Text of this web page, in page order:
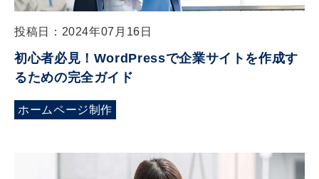
投稿日：2024年07月16日
初心者必見！WordPressで企業サイトを作成す
るための完全ガイド
ホームページ制作